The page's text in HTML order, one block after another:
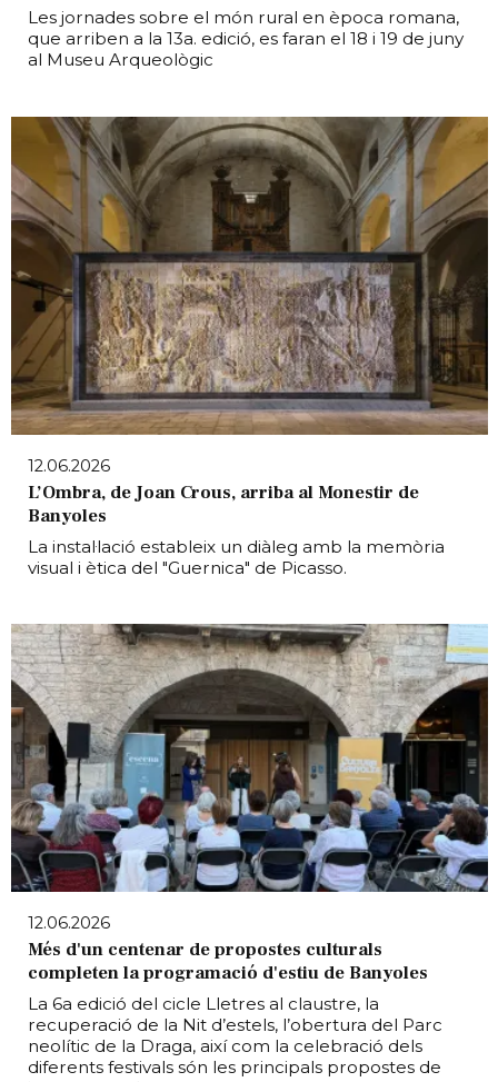
Les jornades sobre el món rural en època romana,
que arriben a la 13a. edició, es faran el 18 i 19 de juny
al Museu Arqueològic
12.06.2026
L’Ombra, de Joan Crous, arriba al Monestir de
Banyoles
La instal·lació estableix un diàleg amb la memòria
visual i ètica del "Guernica" de Picasso.
12.06.2026
Més d'un centenar de propostes culturals
completen la programació d'estiu de Banyoles
La 6a edició del cicle Lletres al claustre, la
recuperació de la Nit d’estels, l’obertura del Parc
neolític de la Draga, així com la celebració dels
diferents festivals són les principals propostes de